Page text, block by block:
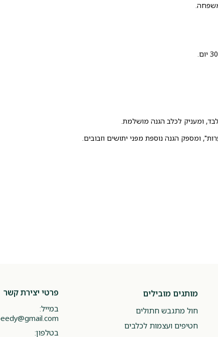
ומעניק לכלב הגנה מושלמת.
ומספק הגנה נוספת מפני יתושים וזבובים.
מותגים מובילים
חול מתגבש חתולים
חטיפים ועצמות לכלבים
פרטי יצירת קשר
במייל:
בטלפון: